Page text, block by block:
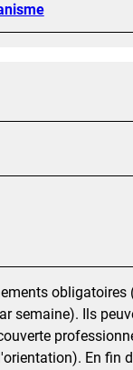
semaine). Ils
En fin